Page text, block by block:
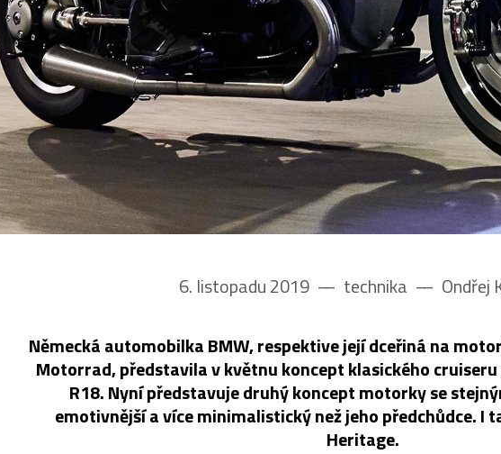
6. listopadu 2019 –– technika –– Ondřej
Německá automobilka BMW, respektive její dceřiná na
Motorrad, představila v květnu koncept klasického
R18. Nyní představuje druhý koncept motorky se
emotivnější a více minimalistický než jeho předchůdce. I
Heritage.